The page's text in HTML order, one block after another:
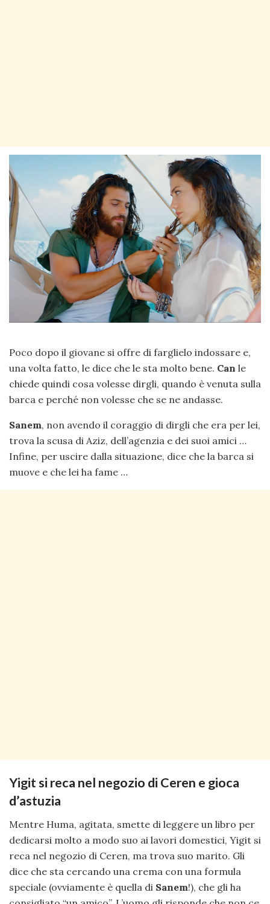
Poco dopo il giovane si offre di farglielo indossare e,
una volta fatto, le dice che le sta molto bene. Can le
chiede quindi cosa volesse dirgli, quando è venuta sulla
barca e perché non volesse che se ne andasse.
Sanem, non avendo il coraggio di dirgli che era per lei,
trova la scusa di Aziz, dell’agenzia e dei suoi amici …
Infine, per uscire dalla situazione, dice che la barca si
muove e che lei ha fame …
Yigit si reca nel negozio di Ceren e gioca
d’astuzia
Mentre Huma, agitata, smette di leggere un libro per
dedicarsi molto a modo suo ai lavori domestici, Yigit si
reca nel negozio di Ceren, ma trova suo marito. Gli
dice che sta cercando una crema con una formula
speciale (ovviamente è quella di Sanem!), che gli ha